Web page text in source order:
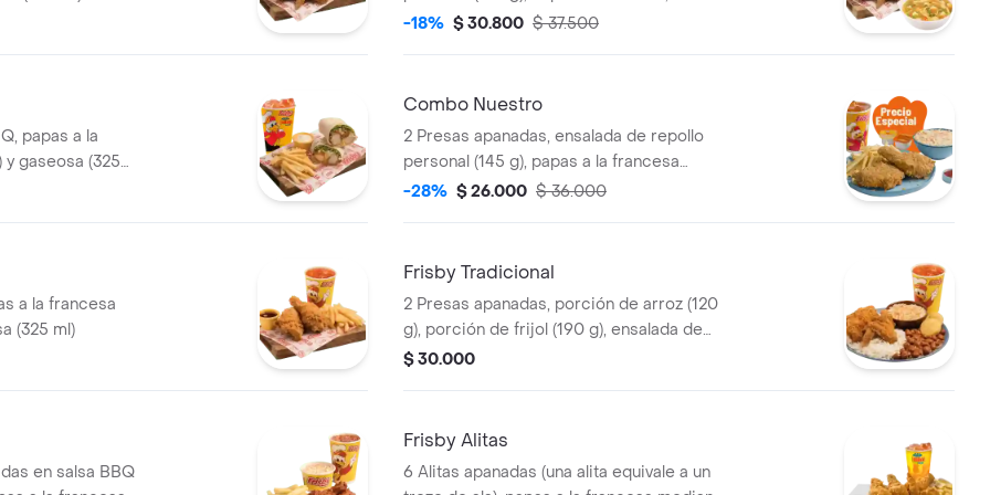
ajiaquillo o consomé (350 g) y gaseosa
-18% $ 30.800 $ 37.500
papas a la
gaseosa (325
Combo Nuestro
2 Presas apanadas, ensalada de repollo
personal (145 g), papas a la francesa
mediana (60 g) y gaseosa (325 ml)
-28% $ 26.000 $ 36.000
a la francesa
(325 ml)
Frisby Tradicional
2 Presas apanadas, porción de arroz (120
g), porción de frijol (190 g), ensalada de
repollo personal (145 g), 2 arepas y
$ 30.000
en salsa BBQ
Frisby Alitas
6 Alitas apanadas (una alita equivale a un